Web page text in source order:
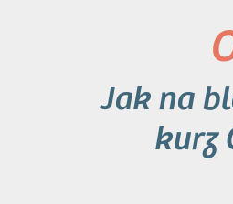
Jak na
kurz